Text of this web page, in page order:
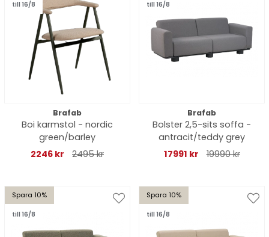
till 16/8
Brafab
Boi karmstol - nordic
green/barley
2246 kr
2495 kr
till 16/8
Brafab
Bolster 2,5-sits soffa -
antracit/teddy grey
17991 kr
19990 kr
Spara 10%
till 16/8
Spara 10%
till 16/8